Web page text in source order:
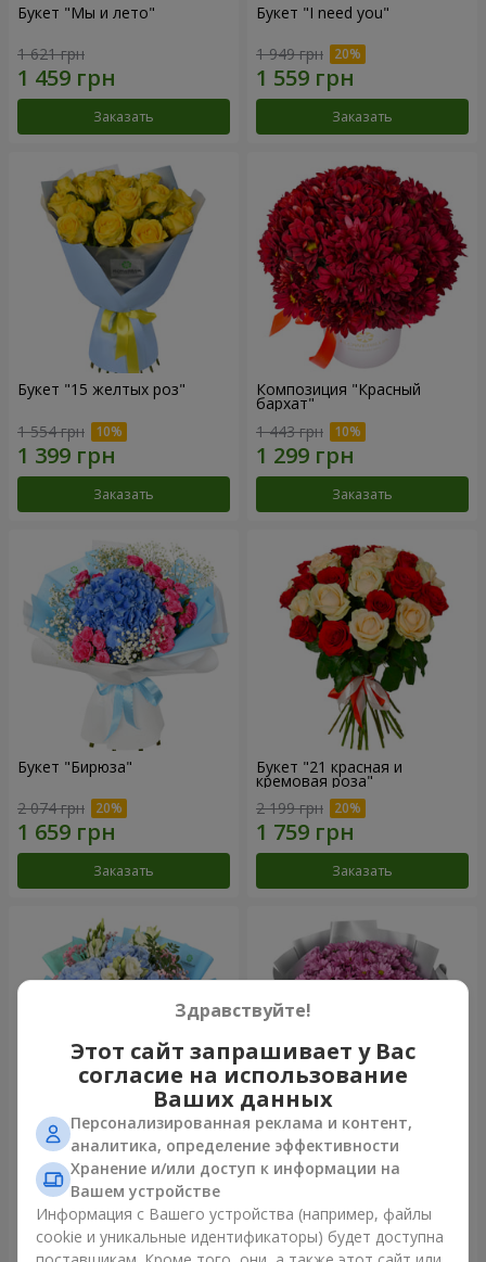
Букет "Мы и лето"
1 621 грн
Заказать
Букет "I need you"
1 949 грн
Заказать
Букет "15 желтых роз"
1 554 грн
Заказать
Композиция "Красный
бархат"
1 443 грн
Заказать
Букет "Бирюза"
2 074 грн
Заказать
Букет "21 красная и
кремовая роза"
2 199 грн
Заказать
Букет "Маленький принц"
3 370 грн
Заказать
Букет "Твои хризантемы"
Заказать
Здравствуйте!
Этот сайт запрашивает у Вас
согласие на использование
Ваших данных
Персонализированная реклама и контент,
аналитика, определение эффективности
Хранение и/или доступ к информации на
Вашем устройстве
Информация с Вашего устройства (например, файлы
cookie и уникальные идентификаторы) будет доступна